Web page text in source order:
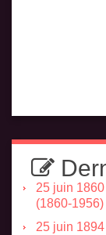
25 juin
(1860-1956)
25 juin